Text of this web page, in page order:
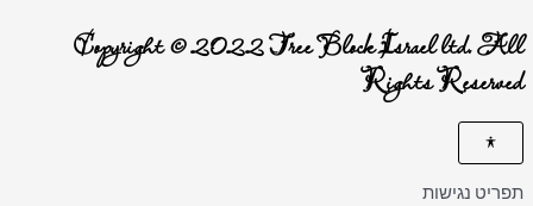
Copyright © 2022 Tree Block Israel ltd. All
Rights Reserved
תפריט נגישות